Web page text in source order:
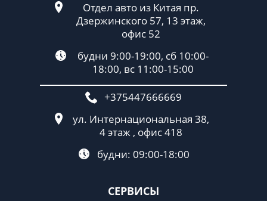
СЕРВИСЫ
Отдел авто из Китая пр.
Дзержинского 57, 13 этаж,
офис 52
будни 9:00-19:00, сб 10:00-
18:00, вс 11:00-15:00
+375447666669
ул. Интернациональная 38,
4 этаж , офис 418
будни: 09:00-18:00